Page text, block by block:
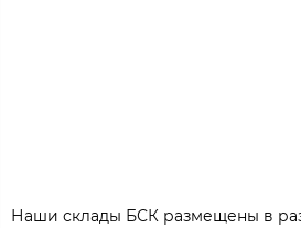
Наши склады БСК размещены в